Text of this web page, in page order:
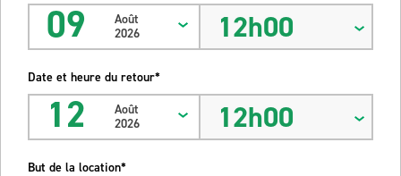
09
Août
2026
12h00
Date et heure du retour*
12
Août
2026
12h00
But de la location*